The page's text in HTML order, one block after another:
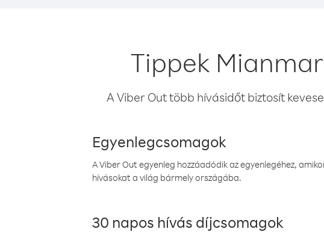
Tippek
A Viber Out több hívásidőt biztosít
Egyenlegcsomagok
A Viber Out egyenleg hozzáadódik az egyenlegéhez,
hívásokat a világ bármely országába.
30 napos hívás díjcsomagok